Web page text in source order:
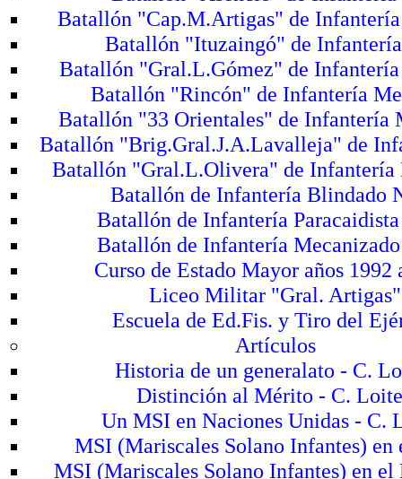
Batallón "Cap.M.Artigas" de
Batallón "Ituzaingó" de
Batallón "Gral.L.Gómez" de Infantería
Batallón "Rincón" de Infantería
Batallón "33 Orientales" de Infantería
Batallón "Brig.Gral.J.A.Lavalleja" de
Batallón "Gral.L.Olivera" de Infantería
Batallón de Infantería Blindado
Batallón de Infantería Paracaidista
Batallón de Infantería Mecanizado
Curso de Estado Mayor años 1992
Liceo Militar "Gral. Artigas"
Escuela de Ed.Fis. y Tiro del
Artículos
Historia de un generalato - C.
Distinción al Mérito - C.
Un MSI en Naciones Unidas - C.
MSI (Mariscales Solano Infantes) en
MSI (Mariscales Solano Infantes) en el